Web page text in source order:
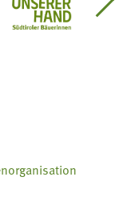
lernen -
für die
Aus unserer